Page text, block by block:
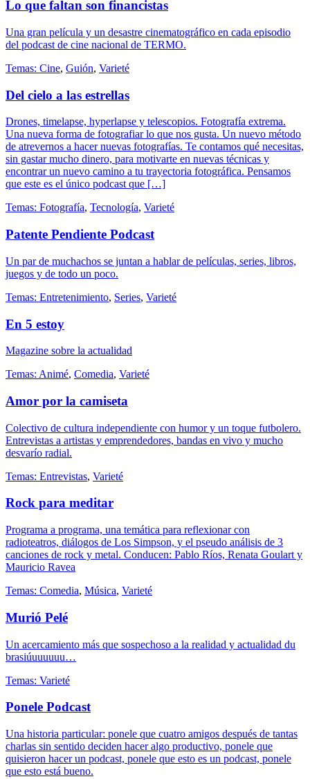
Lo que faltan son financistas
Una gran película y un desastre cinematográfico en cada episodio
del podcast de cine nacional de TERMO.
Temas: Cine, Guión, Varieté
Del cielo a las estrellas
Drones, timelapse, hyperlapse y telescopios. Fotografía extrema.
Una nueva forma de fotografiar lo que nos gusta. Un nuevo método
de atrevernos a hacer nuevas fotografías. Te contamos qué necesitas,
sin gastar mucho dinero, para motivarte en nuevas técnicas y
encontrar un nuevo camino a tu trayectoria fotográfica. Pensamos
que este es el único podcast que […]
Temas: Fotografía, Tecnología, Varieté
Patente Pendiente Podcast
Un par de muchachos se juntan a hablar de películas, series, libros,
juegos y de todo un poco.
Temas: Entretenimiento, Series, Varieté
En 5 estoy
Magazine sobre la actualidad
Temas: Animé, Comedia, Varieté
Amor por la camiseta
Colectivo de cultura independiente con humor y un toque futbolero.
Entrevistas a artistas y emprendedores, bandas en vivo y mucho
desvarío radial.
Temas: Entrevistas, Varieté
Rock para meditar
Programa a programa, una temática para reflexionar con
radioteatros, diálogos de Los Simpson, y el pseudo análisis de 3
canciones de rock y metal. Conducen: Pablo Ríos, Renata Goulart y
Mauricio Ravea
Temas: Comedia, Música, Varieté
Murió Pelé
Un acercamiento más que sospechoso a la realidad y actualidad du
brasiúuuuuuu…
Temas: Varieté
Ponele Podcast
Una historia particular: ponele que cuatro amigos después de tantas
charlas sin sentido deciden hacer algo productivo, ponele que
quisieron hacer un podcast, ponele que esto es un podcast, ponele
que esto está bueno.